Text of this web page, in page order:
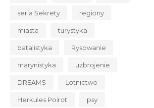
seria Sekrety regiony
miasta turystyka
batalistyka Rysowanie
marynistyka uzbrojenie
DREAMS Lotnictwo
Herkules Poirot psy